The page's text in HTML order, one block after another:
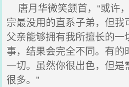
唐月华微笑颔首，“或许
宗最没用的直系子弟，但
父亲能够拥有我所擅长的
事，结果会完全不同。有
一切。虽然你很出色，但
很多。”